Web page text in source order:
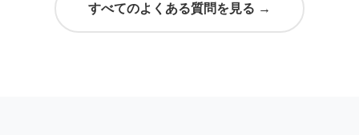
すべてのよくある質問を見る →